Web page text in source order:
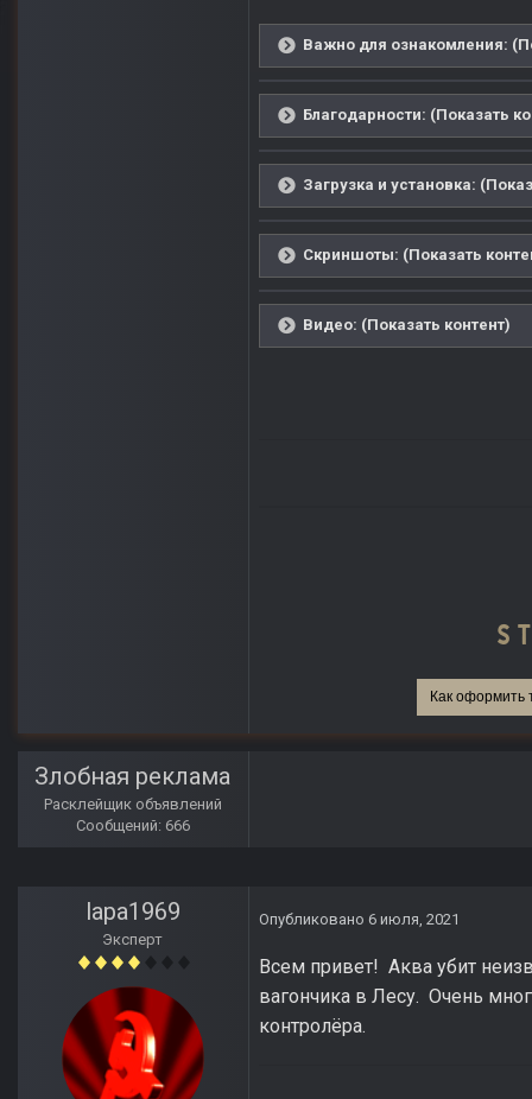
Важно для ознакомления:
Благодарности: (Показать
Загрузка и установка:
Скриншоты: (Показать
Видео: (Показать контент)
Как оформить
Злобная реклама
Расклейщик объявлений
Сообщений: 666
lapa1969
Эксперт
Опубликовано 6 июля, 2021
Всем привет! Аква убит
вагончика в Лесу. Очень
контролёра.